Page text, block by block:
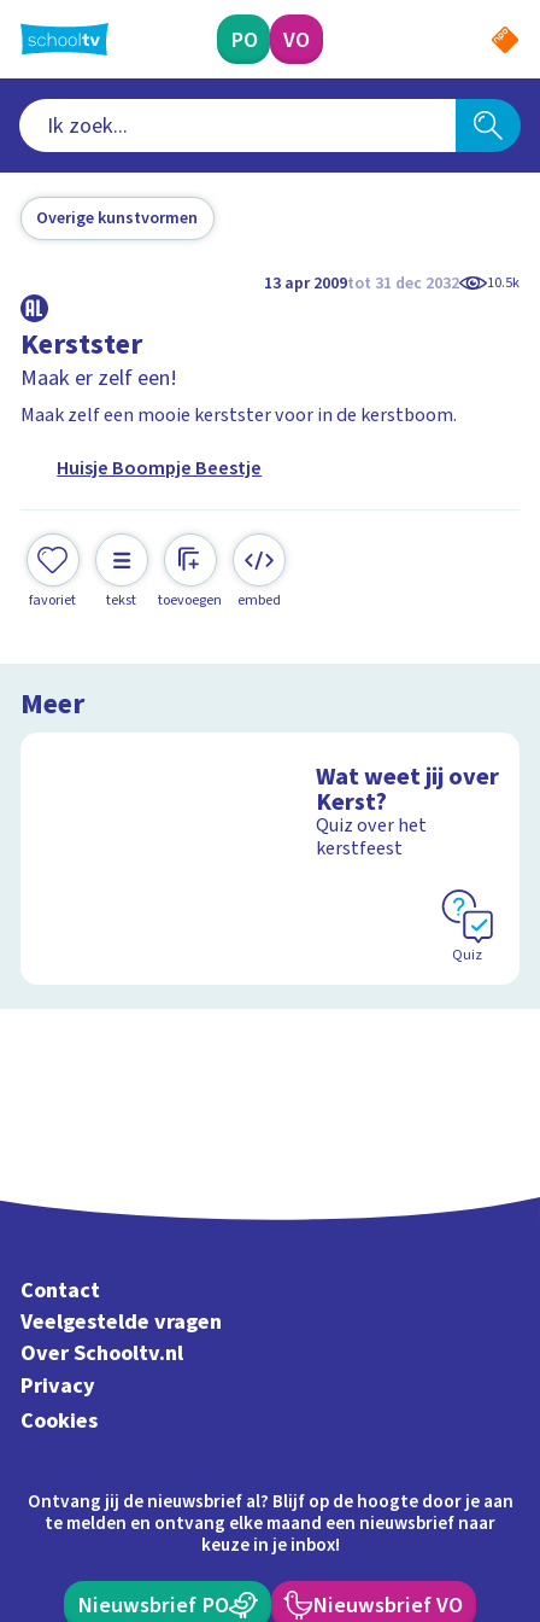
naar
hoofdinhoud
PO VO
Overige kunstvormen
13 apr 2009tot 31 dec 2032 10.5k
Kerstster
Maak er zelf een!
Maak zelf een mooie kerstster voor in de kerstboom.
Huisje Boompje Beestje
favoriet tekst toevoegen embed
Meer
Wat weet jij over
Kerst?
Quiz over het
kerstfeest
Quiz
Contact
Veelgestelde vragen
Over Schooltv.nl
Privacy
Cookies
Ontvang jij de nieuwsbrief al? Blijf op de hoogte door je aan
te melden en ontvang elke maand een nieuwsbrief naar
keuze in je inbox!
Nieuwsbrief PO Nieuwsbrief VO